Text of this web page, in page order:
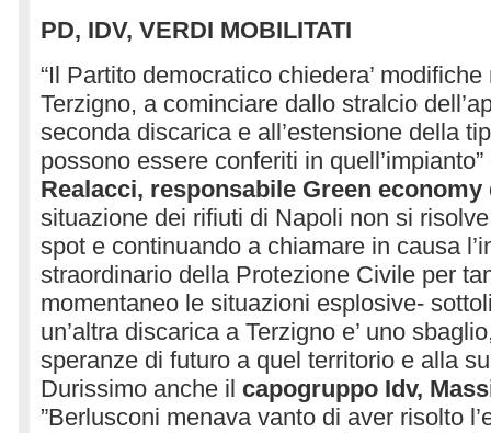
PD, IDV, VERDI MOBILITATI
“Il Partito democratico chiedera’
Terzigno, a cominciare dallo stralcio
seconda discarica e all’estensione della
possono essere conferiti in
Realacci, responsabile Green economy
situazione dei rifiuti di Napoli non si
spot e continuando a chiamare in causa
straordinario della Protezione Civile per
momentaneo le situazioni esplosive-
un’altra discarica a Terzigno e’ uno
speranze di futuro a quel territorio e alla
Durissimo anche il capogruppo Idv,
”Berlusconi menava vanto di aver risolto